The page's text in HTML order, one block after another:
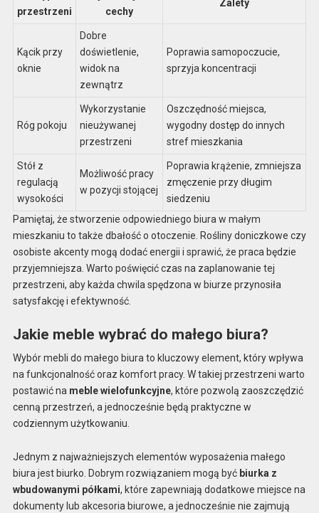
przestrzeni
cechy
Zalety
Kącik przy
oknie
Dobre
doświetlenie,
widok na
zewnątrz
Poprawia samopoczucie,
sprzyja koncentracji
Róg pokoju
Wykorzystanie
nieużywanej
przestrzeni
Oszczędność miejsca,
wygodny dostęp do innych
stref mieszkania
Stół z
regulacją
wysokości
Możliwość pracy
w pozycji stojącej
Poprawia krążenie, zmniejsza
zmęczenie przy długim
siedzeniu
Pamiętaj, że stworzenie odpowiedniego biura w małym
mieszkaniu to także dbałość o otoczenie. Rośliny doniczkowe czy
osobiste akcenty mogą dodać energii i sprawić, że praca będzie
przyjemniejsza. Warto poświęcić czas na zaplanowanie tej
przestrzeni, aby każda chwila spędzona w biurze przynosiła
satysfakcję i efektywność.
Jakie meble wybrać do małego biura?
Wybór mebli do małego biura to kluczowy element, który wpływa
na funkcjonalność oraz komfort pracy. W takiej przestrzeni warto
postawić na meble wielofunkcyjne, które pozwolą zaoszczędzić
cenną przestrzeń, a jednocześnie będą praktyczne w
codziennym użytkowaniu.
Jednym z najważniejszych elementów wyposażenia małego
biura jest biurko. Dobrym rozwiązaniem mogą być biurka z
wbudowanymi półkami, które zapewniają dodatkowe miejsce na
dokumenty lub akcesoria biurowe, a jednocześnie nie zajmują